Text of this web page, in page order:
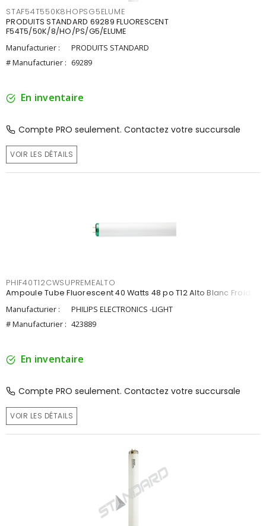
STAF54T550K8HOPSG5ELUME
PRODUITS STANDARD 69289 FLUORESCENT
F54T5/50K/8/HO/PS/G5/ELUME
Manufacturier :
PRODUITS STANDARD
# Manufacturier : 69289
En inventaire
Compte PRO seulement. Contactez votre succursale
VOIR LES DÉTAILS
PHIF40T12CWSUPREMEALTO
Ampoule Tube Fluorescent 40 Watts 48 po T12 Alto Blanc Froid
Manufacturier :
PHILIPS ELECTRONICS -LIGHT
# Manufacturier : 423889
En inventaire
Compte PRO seulement. Contactez votre succursale
VOIR LES DÉTAILS